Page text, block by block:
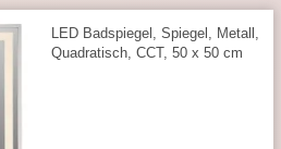
LED Badspiegel, Spiegel, Metall,
Quadratisch, CCT, 50 x 50 cm